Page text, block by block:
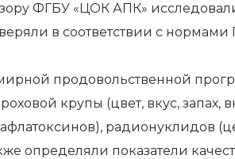
ФГБУ «ЦОК АПК»
в соответствии с
продовольственной
крупы (цвет, вкус,
радионуклидов
определяли показатели